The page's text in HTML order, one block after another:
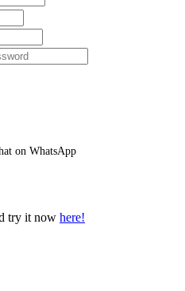
on WhatsApp
try it now here!